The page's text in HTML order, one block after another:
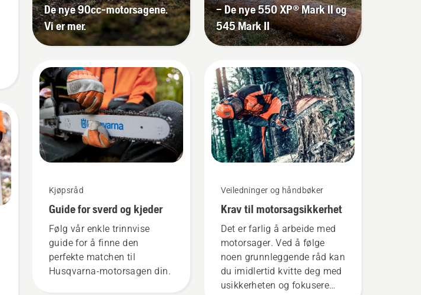
De nye 90cc-motorsagene.
Vi er mer.
Kjøpsråd
Guide for sverd og kjeder
Følg vår enkle trinnvise
guide for å finne den
perfekte matchen til
Husqvarna-motorsagen din.
– De nye 550 XP® Mark II og
545 Mark II
Veiledninger og håndbøker
Krav til motorsagsikkerhet
Det er farlig å arbeide med
motorsager. Ved å følge
noen grunnleggende råd kan
du imidlertid kvitte deg med
usikkerheten og fokusere